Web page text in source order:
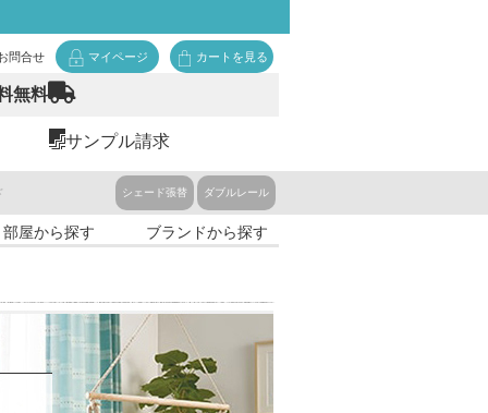
問合せ マイページ カートを見る
無料
サンプル請求
シェード張替 ダブルレール
屋から探す ブランドから探す